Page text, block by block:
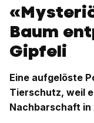
Baum
Gipfeli
Eine aufgelöste
Tierschutz, weil
Nachbarschaft